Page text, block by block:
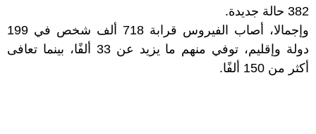
382 حالة جديدة.
وإجمالا، أصاب الفيروس قرابة 718 ألف شخص في 199
دولة وإقليم، توفي منهم ما يزيد عن 33 ألفًا، بينما تعافى
أكثر من 150 ألفًا.